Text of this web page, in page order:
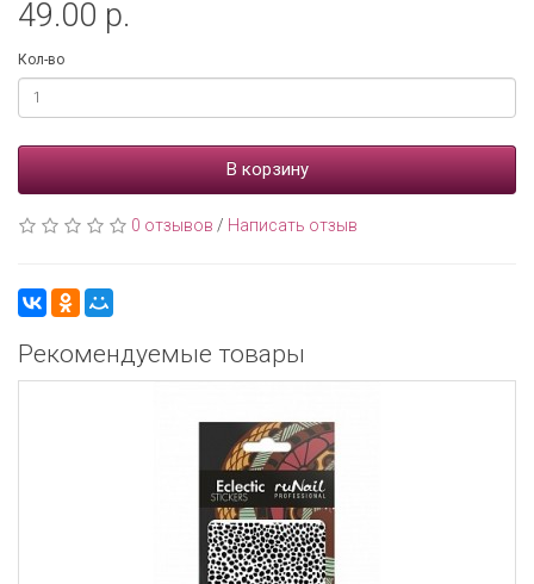
49.00 р.
Кол-во
В корзину
0 отзывов / Написать отзыв
Рекомендуемые товары